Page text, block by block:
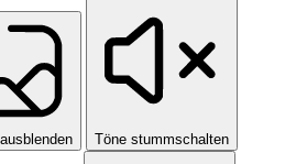
Töne stummschalten